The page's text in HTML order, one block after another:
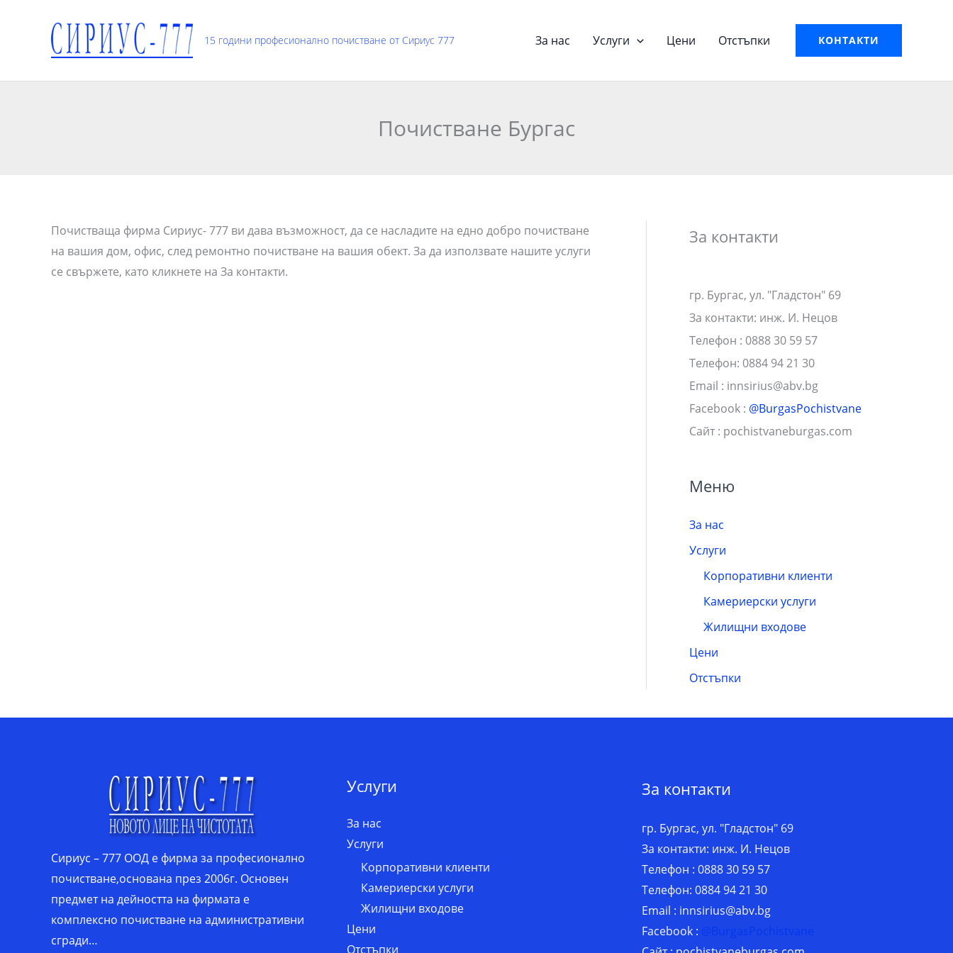
15 години професионално почистване от Сириус 777 За нас Услуги Цени Отстъпки КОНТАКТИ
Почистване Бургас
Почистваща фирма Сириус- 777 ви дава възможност, да се насладите на едно добро почистване
на вашия дом, офис, след ремонтно почистване на вашия обект. За да използвате нашите услуги
се свържете, като кликнете на За контакти.
За контакти
гр. Бургас, ул. "Гладстон" 69
За контакти: инж. И. Нецов
Телефон : 0888 30 59 57
Телефон: 0884 94 21 30
Email : innsirius@abv.bg
Facebook : @BurgasPochistvane
Сайт : pochistvaneburgas.com
Меню
За нас
Услуги
Корпоративни клиенти
Камериерски услуги
Жилищни входове
Цени
Отстъпки
Сириус – 777 ООД е фирма за професионално
почистване,основана през 2006г. Основен
предмет на дейността на фирмата е
комплексно почистване на административни
сгради…
Услуги
За нас
Услуги
Корпоративни клиенти
Камериерски услуги
Жилищни входове
Цени
Отстъпки
За контакти
гр. Бургас, ул. "Гладстон" 69
За контакти: инж. И. Нецов
Телефон : 0888 30 59 57
Телефон: 0884 94 21 30
Email : innsirius@abv.bg
Facebook : @BurgasPochistvane